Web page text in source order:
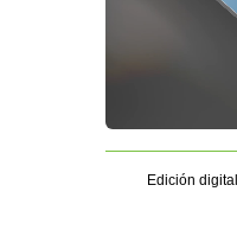
Edición